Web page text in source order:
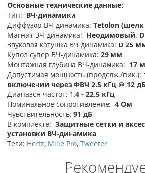
Основные технические данные:
Тип: ВЧ-динамики
Диффузор ВЧ-динамика: Tetolon
Магнит ВЧ-динамика: Неодимовый, D
Звуковая катушка ВЧ динамика: D 25
Купол супер ВЧ-динамика: 29 мм
Монтажная глубина ВЧ-динамика: 17
Допустимая мощность (продолж./пик.):
включении через ФВЧ 2,5 кГц @ 12
Диапазон частот: 1,4 - 22,5 кГц
Номинальное сопротивление: 4 Ом
Чувствительность: 91 дБ
В комплекте: Защитные сетки и
установки ВЧ-динамика
Теги: Hertz, Mille Pro, Tweeter